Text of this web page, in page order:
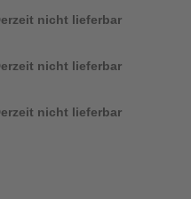
nicht lieferbar
nicht lieferbar
nicht lieferbar